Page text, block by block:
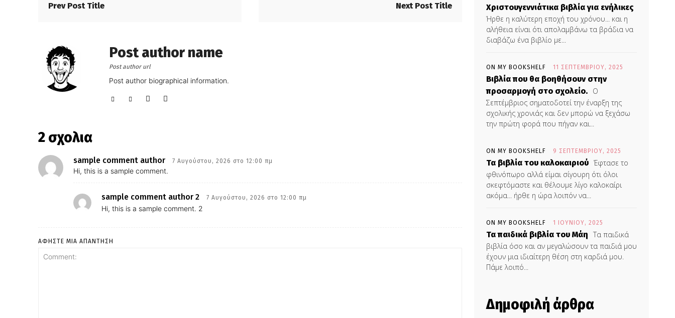
Prev Post Title Next Post Title
Post author name
Post author url
Post author biographical information.
2 σχολια
sample comment author 7 Αυγούστου, 2026 στο 12:00 πμ
Hi, this is a sample comment.
sample comment author 2 7 Αυγούστου, 2026 στο 12:00 πμ
Hi, this is a sample comment. 2
ΑΦΗΣΤΕ ΜΙΑ ΑΠΑΝΤΗΣΗ
Χριστουγεννιάτικα βιβλία για ενήλικες
Ήρθε η καλύτερη εποχή του χρόνου... και η
αλήθεια είναι ότι απολαμβάνω τα βράδια να
διαβάζω ένα βιβλίο με...
ON MY BOOKSHELF 11 ΣΕΠΤΕΜΒΡΊΟΥ, 2025
Βιβλία που θα βοηθήσουν στην
προσαρμογή στο σχολείο. Ο
Σεπτέμβριος σηματοδοτεί την έναρξη της
σχολικής χρονιάς και δεν μπορώ να ξεχάσω
την πρώτη φορά που πήγαν και...
ON MY BOOKSHELF 9 ΣΕΠΤΕΜΒΡΊΟΥ, 2025
Τα βιβλία του καλοκαιριού Έφτασε το
φθινόπωρο αλλά είμαι σίγουρη ότι όλοι
σκεφτόμαστε και θέλουμε λίγο καλοκαίρι
ακόμα... ήρθε η ώρα λοιπόν να...
ON MY BOOKSHELF 1 ΙΟΥΝΊΟΥ, 2025
Τα παιδικά βιβλία του Μάη Τα παιδικά
βιβλία όσο και αν μεγαλώσουν τα παιδιά μου
έχουν μια ιδιαίτερη θέση στη καρδιά μου.
Πάμε λοιπό...
Δημοφιλή άρθρα